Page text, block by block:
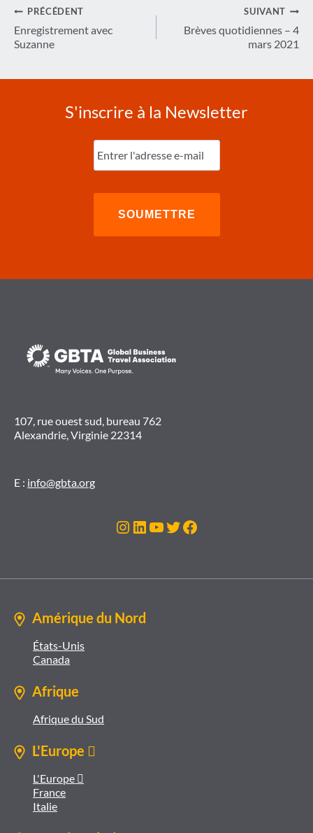
Navigation
de
l’article
PRÉCÉDENT
Enregistrement avec
Suzanne
SUIVANT
Brèves quotidiennes – 4
mars 2021
S'inscrire à la Newsletter
Entrez
l'e-
mail
107, rue ouest sud, bureau 762
Alexandrie, Virginie 22314
E : info@gbta.org
Instagram
LinkedIn
YouTube
Twitter
Facebook
Amérique du Nord
États-Unis
Canada
Afrique
Afrique du Sud
L'Europe 
L'Europe 
France
Italie